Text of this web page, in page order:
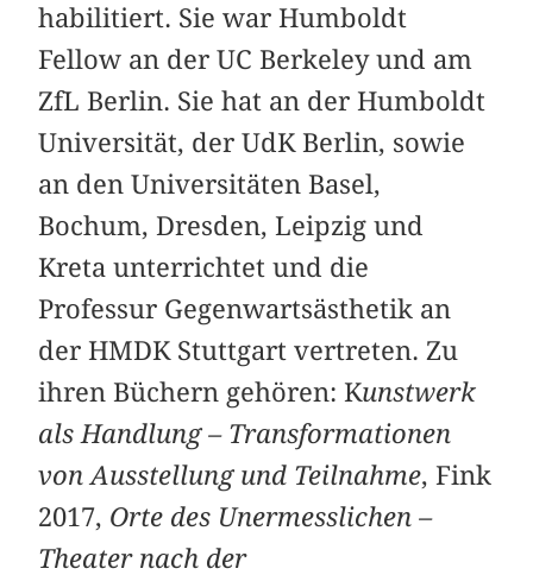
habilitiert. Sie war Humboldt
Fellow an der UC Berkeley und am
ZfL Berlin. Sie hat an der Humboldt
Universität, der UdK Berlin, sowie
an den Universitäten Basel,
Bochum, Dresden, Leipzig und
Kreta unterrichtet und die
Professur Gegenwartsästhetik an
der HMDK Stuttgart vertreten. Zu
ihren Büchern gehören: Kunstwerk
als Handlung – Transformationen
von Ausstellung und Teilnahme, Fink
2017, Orte des Unermesslichen –
Theater nach der